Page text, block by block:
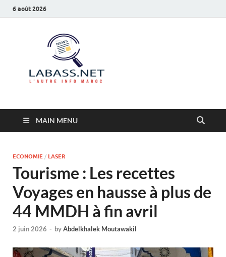
6 août 2026
MAIN MENU
ECONOMIE / LASER
Tourisme : Les recettes
Voyages en hausse à plus de
44 MMDH à fin avril
2 juin 2026 - byAbdelkhalek Moutawakil